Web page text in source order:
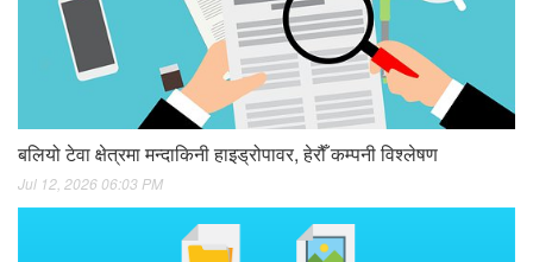
बलियो टेवा क्षेत्रमा मन्दाकिनी हाइड्रोपावर, हेरौँ कम्पनी विश्लेषण
Jul 12, 2026 06:03 PM